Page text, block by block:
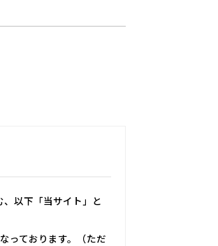
以下「当サイト」と
っております。（ただ